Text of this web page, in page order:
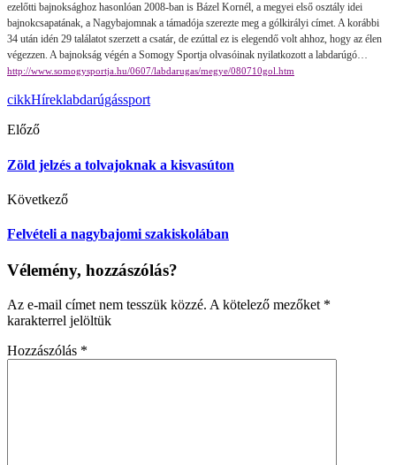
ezelőtti bajnoksághoz hasonlóan 2008-ban is Bázel Kornél, a megyei első osztály idei
bajnokcsapatának, a Nagybajomnak a támadója szerezte meg a gólkirályi címet. A korábbi
34 után idén 29 találatot szerzett a csatár, de ezúttal ez is elegendő volt ahhoz, hogy az élen
végezzen. A bajnokság végén a Somogy Sportja olvasóinak nyilatkozott a labdarúgó…
http://www.somogysportja.hu/0607/labdarugas/megye/080710gol.htm
cikkHíreklabdarúgássport
Előző
Zöld jelzés a tolvajoknak a kisvasúton
Következő
Felvételi a nagybajomi szakiskolában
Vélemény, hozzászólás?
Az e-mail címet nem tesszük közzé. A kötelező mezőket *
karakterrel jelöltük
Hozzászólás *